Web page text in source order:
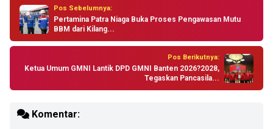
Pos Sebelumnya:
Pertamina Patra Niaga Buka Proses Pengawasan Mutu
BBM dari Kilang...
Pos Berikutnya:
Ketua Umum GMNI Lantik DPD GMNI Banten 2026?2028,
Tegaskan Pancasila...
Komentar: